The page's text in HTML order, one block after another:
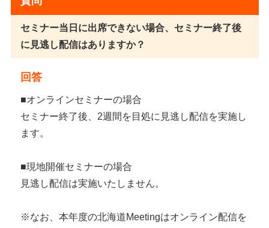
セミナー当日に出席できない場合、セミナー終了後
に見逃し配信はありますか？
回答
■オンラインセミナーの場合
セミナー終了後、2週間を目処に見逃し配信を実施し
ます。
■現地開催セミナーの場合
見逃し配信は実施いたしません。
※なお、本年度の北海道Meetingはオンライン配信を